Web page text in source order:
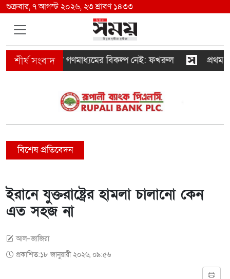
শুক্রবার, ৭ আগস্ট ২০২৬, ২৩ শ্রাবণ ১৪৩৩
দায়িত্বশীল গণমাধ্যমের বিকল্প নেই: ফখরুল প্রথম
বিশেষ প্রতিবেদন
ইরানে যুক্তরাষ্ট্রের হামলা চালানো কেন
এত সহজ না
আল–জাজিরা
প্রকাশিত:১৮ জানুয়ারী ২০২৬, ০৯:৫৬